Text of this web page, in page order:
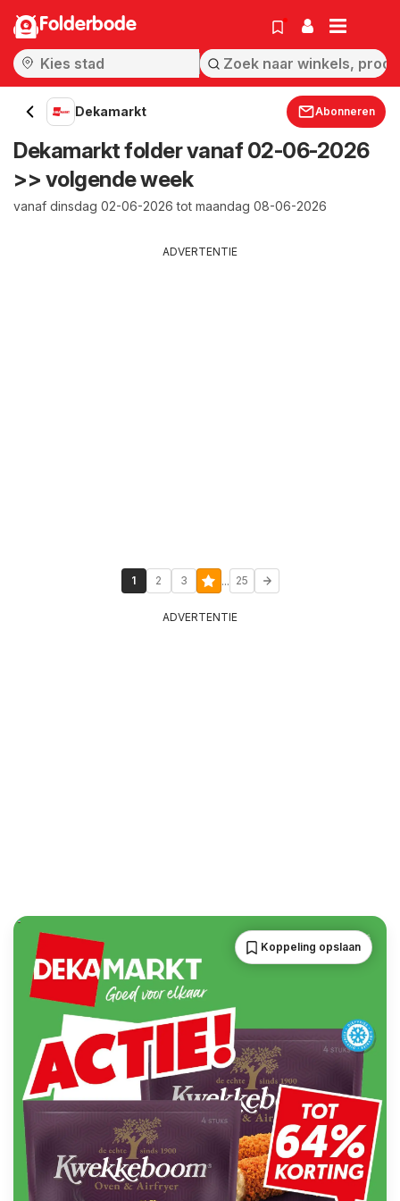
Folderbode
Dekamarkt Abonneren
Dekamarkt folder vanaf 02-06-2026
>> volgende week
vanaf dinsdag 02-06-2026 tot maandag 08-06-2026
ADVERTENTIE
1 2 3 ... 25
ADVERTENTIE
Koppeling opslaan